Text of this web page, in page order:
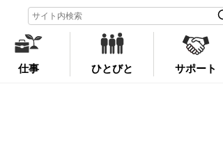
仕事 ひとびと サポート